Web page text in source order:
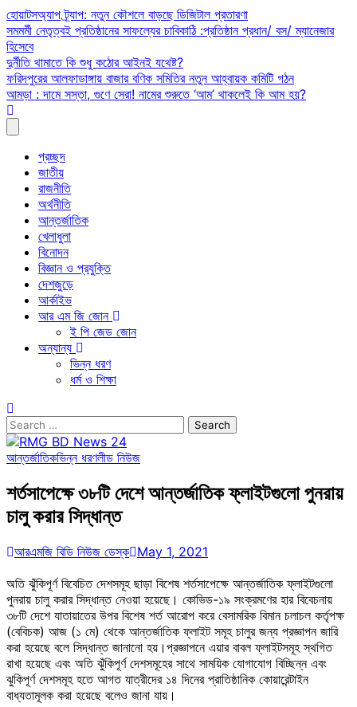
Skip
to
content
হোয়াটসঅ্যাপ ট্র্যাপ: নতুন কৌশলে বাড়ছে ডিজিটাল প্রতারণা
সমমর্মী নেতৃত্বই প্রতিষ্ঠানের সাফল্যের চাবিকাঠি :প্রতিষ্ঠান প্রধান/ বস/ ম্যানেজার
হিসেবে
দুর্নীতি থামাতে কি শুধু কঠোর আইনই যথেষ্ট?
ফরিদপুরের আলফাডাঙ্গায় বাজার বণিক সমিতির নতুন আহ্বায়ক কমিটি গঠন
আমড়া : দামে সস্তা, গুণে সেরা! নামের শুরুতে ‘আম’ থাকলেই কি আম হয়?
প্রচ্ছদ
জাতীয়
রাজনীতি
অর্থনীতি
আন্তর্জাতিক
খেলাধুলা
বিনোদন
বিজ্ঞান ও প্রযুক্তি
দেশজুড়ে
আর্কাইভ
আর এম জি জোন
ই পি জেড জোন
অন্যান্য
ভিন্ন ধরণ
ধর্ম ও শিক্ষা
Search
for:
আন্তর্জাতিকভিন্ন ধরণলীড নিউজ
শর্তসাপেক্ষে ৩৮টি দেশে আন্তর্জাতিক ফ্লাইটগুলো পুনরায়
চালু করার সিদ্ধান্ত
আরএমজি বিডি নিউজ ডেস্ক May 1, 2021
অতি ঝুঁকিপূর্ণ বিবেচিত দেশসমূহ ছাড়া বিশেষ শর্তসাপেক্ষে আন্তর্জাতিক ফ্লাইটগুলো
পুনরায় চালু করার সিদ্ধান্ত নেওয়া হয়েছে। কোভিড-১৯ সংক্রমণের হার বিবেচনায়
৩৮টি দেশে যাতায়াতের উপর বিশেষ শর্ত আরোপ করে বেসামরিক বিমান চলাচল কর্তৃপক্ষ
(বেবিচক) আজ (১ মে) থেকে আন্তর্জাতিক ফ্লাইট সমূহ চালুর জন্য প্রজ্ঞাপন জারি
করা হয়েছে বলে সিদ্ধান্ত জানানো হয়।প্রজ্ঞাপনে এয়ার বাবল ফ্লাইটসমূহ স্থগিত
রাখা হয়েছে এবং অতি ঝুঁকিপূর্ণ দেশসমূহের সাথে সাময়িক যোগাযোগ বিচ্ছিন্ন এবং
ঝুকিপূর্ণ দেশসমূহ হতে আগত যাত্রীদের ১৪ দিনের প্রাতিষ্ঠানিক কোয়ারেন্টাইন
বাধ্যতামূলক করা হয়েছে বলেও জানা যায়।